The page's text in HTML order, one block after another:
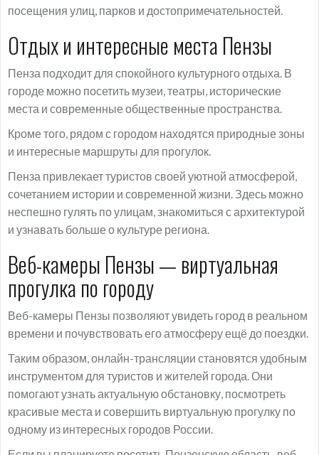
посещения улиц, парков и достопримечательностей.
Отдых и интересные места Пензы
Пенза подходит для спокойного культурного отдыха. В
городе можно посетить музеи, театры, исторические
места и современные общественные пространства.
Кроме того, рядом с городом находятся природные зоны
и интересные маршруты для прогулок.
Пенза привлекает туристов своей уютной атмосферой,
сочетанием истории и современной жизни. Здесь можно
неспешно гулять по улицам, знакомиться с архитектурой
и узнавать больше о культуре региона.
Веб-камеры Пензы — виртуальная
прогулка по городу
Веб-камеры Пензы позволяют увидеть город в реальном
времени и почувствовать его атмосферу ещё до поездки.
Таким образом, онлайн-трансляции становятся удобным
инструментом для туристов и жителей города. Они
помогают узнать актуальную обстановку, посмотреть
красивые места и совершить виртуальную прогулку по
одному из интересных городов России.